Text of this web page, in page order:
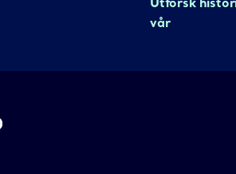
vår